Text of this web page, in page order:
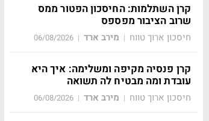
קרן השתלמות: החיסכון הפטור ממס
שרוב הציבור מפספס
חיסכון ארוך טווח | מירב ארד |
06/08/2026
קרן פנסיה מקיפה ומשלימה: איך היא
עובדת ומה מבטיח לה תשואה
חיסכון ארוך טווח | מירב ארד |
06/08/2026